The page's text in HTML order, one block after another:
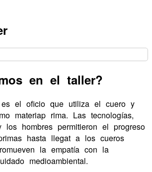
en el taller?
es el oficio que utiliza el cuero y
materiap rima. Las tecnologías,
los hombres permitieron el progreso
hasta llegat a los cueros
la empatía con la
medioambiental.